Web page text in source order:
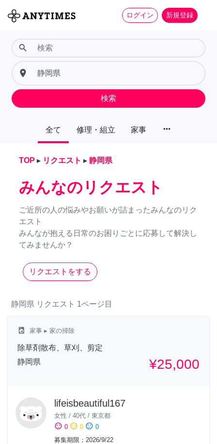
ログイン 新規登録
全て 修理・組立 家事 more_horiz
search
place
検索
TOP ▸ リクエスト ▸ 静岡県
みんなのリクエスト
ご近所の人の悩みやお願いが詰まったみんなのリク
エスト
みんなが抱える日常のお困りごとに応募して解決し
てみませんか？
リクエストをする
静岡県 リクエスト 1ページ目
local_laundry_service 家事 ▸ 家の掃除
除草剤散布、草刈、剪定
静岡県
¥25,000
lifeisbeautiful167
女性 / 40代 / 東京都
sentiment_satisfied 0 sentiment_neutral 0 sentiment_dissatisfied 0
募集期限 ： 2026/9/22